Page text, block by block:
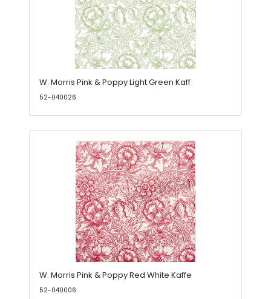
W. Morris Pink & Poppy Light Green Kaff
52-040026
W. Morris Pink & Poppy Red White Kaffe
52-040006